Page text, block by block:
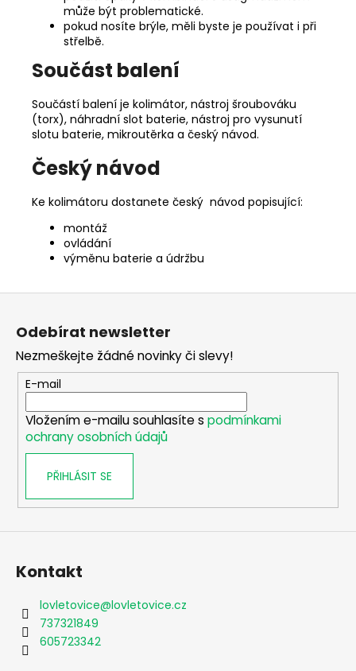
může být problematické.
pokud nosíte brýle, měli byste je používat i při
střelbě.
Součást balení
Součástí balení je kolimátor, nástroj šroubováku
(torx), náhradní slot baterie, nástroj pro vysunutí
slotu baterie, mikroutěrka a český návod.
Český návod
Ke kolimátoru dostanete český návod popisující:
montáž
ovládání
výměnu baterie a údržbu
Z
Odebírat newsletter
Nezmeškejte žádné novinky či slevy!
E-mail
Vložením e-mailu souhlasíte s podmínkami
ochrany osobních údajů
PŘIHLÁSIT SE
Kontakt
lovletovice@lovletovice.cz
737321849
605723342